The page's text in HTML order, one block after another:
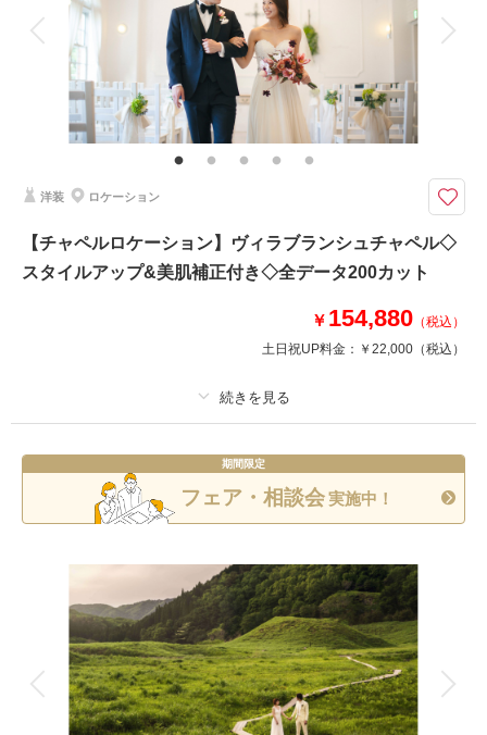
衣装追加 会食
家族と撮影 家族用衣装レンタル
境内は神聖な雰囲気のある本殿があり、極めて貴重な場所で撮影ができま
＜基本料金に含まれるもの＞
・全データ（美肌・スタイルアップ補正付き）
・新婦ヘアメイク・アテンド
・着付け
2025年12月3日
相談予約する
来店・オンライン
撮影日の空き
を確認する
洋装 ロケーション
【チャペルロケーション】ヴィラブランシュチャペル◇
スタイルアップ&美肌補正付き◇全データ200カット
￥ 154,880 （税込）
土日祝UP料金： ￥22,000 （税込）
撮影料 新婦衣装1着 新郎衣装1着
着付け ヘアメイク 小物一式
会食 挙式
家族と撮影 家族用衣装レンタル ペットと撮影
その他含むもの
スタイルアップ、美肌補正付き
緑に囲まれた可愛いチャペルでのロケーション撮影
期間限定
フェア・相談会 実施中！